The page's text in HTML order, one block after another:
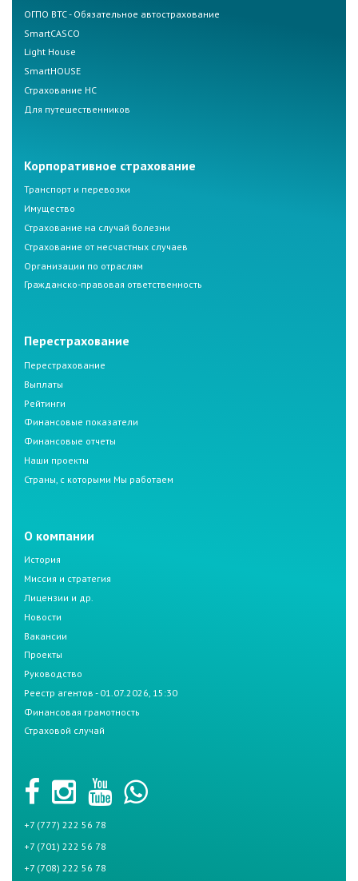
ОГПО ВТС - Обязательное автострахование
SmartCASCO
Light House
SmartHOUSE
Страхование НС
Для путешественников
Корпоративное страхование
Транспорт и перевозки
Имущество
Страхование на случай болезни
Страхование от несчастных случаев
Организации по отраслям
Гражданско-правовая ответственность
Перестрахование
Перестрахование
Выплаты
Рейтинги
Финансовые показатели
Финансовые отчеты
Наши проекты
Страны, с которыми Мы работаем
О компании
История
Миссия и стратегия
Лицензии и др.
Новости
Вакансии
Проекты
Руководство
Реестр агентов - 01.07.2026, 15:30
Финансовая грамотность
Страховой случай
+7 (777) 222 56 78
+7 (701) 222 56 78
+7 (708) 222 56 78